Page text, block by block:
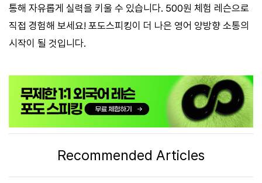
통해 자유롭게 실력을 키울 수 있습니다. 500원 체험 레슨으로
직접 경험해 보세요! 포도스피킹이 더 나은 영어 양방향 소통의
시작이 될 것입니다.
Recommended Articles